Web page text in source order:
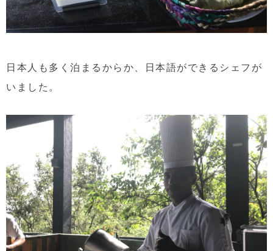
日本人も多く泊まるからか、日本語ができるシェフが
いました。